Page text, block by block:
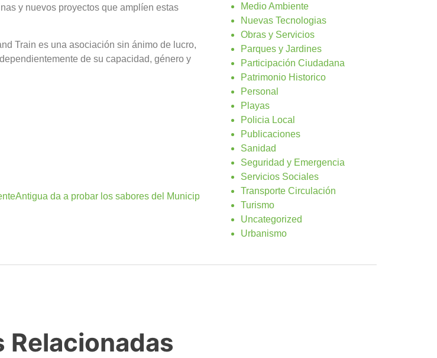
y nuevos proyectos que amplíen estas
Train es una asociación sin ánimo de lucro,
de su capacidad, género y
Antigua da a probar los sabores del Municipio en FEAGA 24
Medio Ambiente
Nuevas Tecnologias
Obras y Servicios
Parques y Jardines
Participación Ciudadana
Patrimonio Historico
Personal
Playas
Policia Local
Publicaciones
Sanidad
Seguridad y Emergencia
Servicios Sociales
Transporte Circulación
Turismo
Uncategorized
Urbanismo
Relacionadas